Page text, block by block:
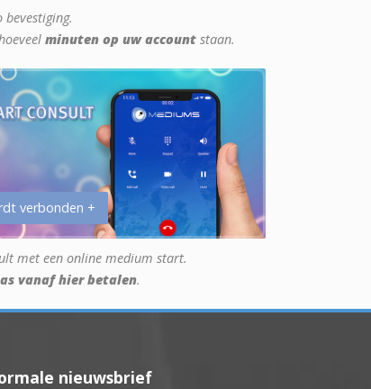
bevestiging.
minuten op uw account staan.
verbonden +
met een online medium start.
vanaf hier betalen.
nieuwsbrief